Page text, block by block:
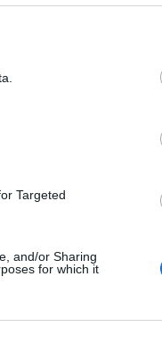
Targeted
and/or Sharing
for which it
όπως το